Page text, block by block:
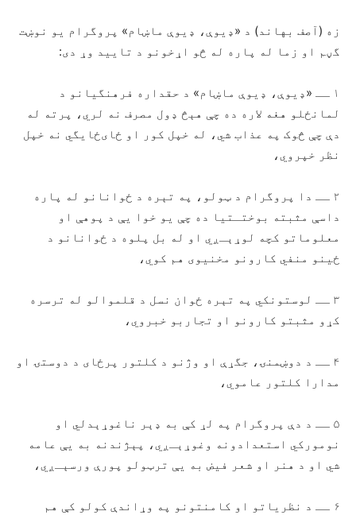
زه (آصف بهاند) د «ډیوې، ډیوې ماښام» پروگرام یو نوښت
گڼم او زما له پاره له څو اړخونو د تایید وړ دی:
۱ ــ «ډیوې، ډیوې ماښام» د حقداره فرهنگیانو د
لمانځلو هغه لاره ده چې هېڅ ډول مصرف نه لري، پرته له
دې چې څوک په عذاب شي، له خپل کور او ځای‌ځایگي نه خپل
نظر خپروي،
۲ ــ دا پروگرام د ټولو، په تېره د ځوانانو له پاره
داسې مثبته بوختـتیا ده چې یو خوا یې د پوهې او
معلوماتو کچه لوړېـږي او له بل پلوه د ځوانانو د
ځینو منفي کارونو مخنیوی هم کوي،
۳ ــ لوستونکي په تېره ځوان نسل د قلموالو له ترسره
کړو مثبتو کارونو او تجاربو خبروي،
۴ ــ د دوښمنۍ، جگړې او وژنو د کلتور پرځای د دوستۍ او
مدارا کلتور عاموي،
۵ ــ د دې پروگرام په لړ کې به ډېر ناغوړېدلي او
نومورکي استعدادونه وغوړېـږي، پېژندنه به یې عامه
شي او د هنر او شعر فیض به یې ترټولو پورې ورسېـږي،
۶ ــ د نظریاتو او کامنتونو په وړاندې کولو کې هم